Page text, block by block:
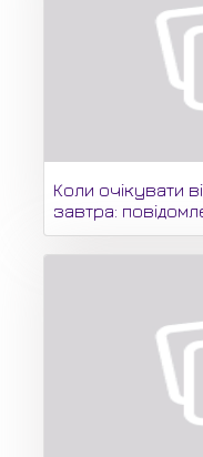
Коли очікувати
завтра: